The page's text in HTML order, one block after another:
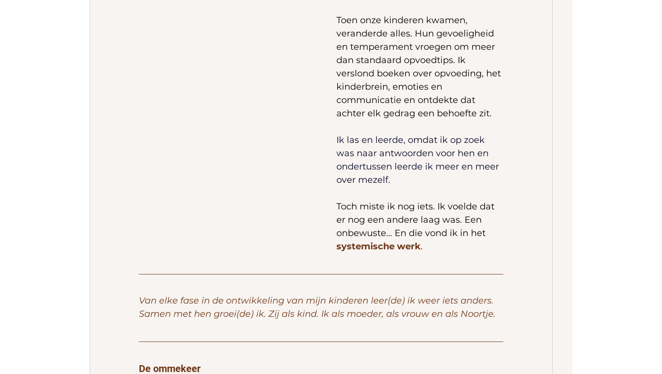
Toen onze kinderen kwamen,
veranderde alles. Hun gevoeligheid
en temperament vroegen om meer
dan standaard opvoedtips. Ik
verslond boeken over opvoeding, het
kinderbrein, emoties en
communicatie en ontdekte dat
achter elk gedrag een behoefte zit.
Ik las en leerde, omdat ik op zoek
was naar antwoorden voor hen en
ondertussen leerde ik meer en meer
over mezelf.
Toch miste ik nog iets. Ik voelde dat
er nog een andere laag was. Een
onbewuste... En die vond ik in het
systemische werk.
Van elke fase in de ontwikkeling van mijn kinderen leer(de) ik weer iets anders.
Samen met hen groei(de) ik. Zij als kind. Ik als moeder, als vrouw en als Noortje.
De ommekeer